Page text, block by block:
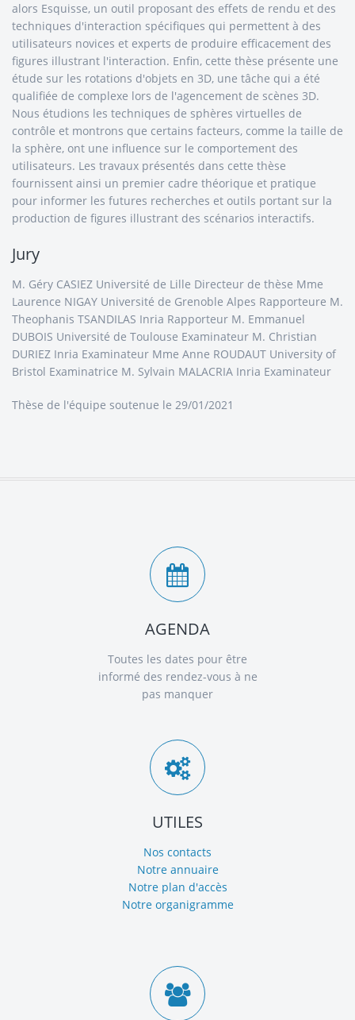
alors Esquisse, un outil proposant des effets de rendu et des
techniques d'interaction spécifiques qui permettent à des
utilisateurs novices et experts de produire efficacement des
figures illustrant l'interaction. Enfin, cette thèse présente une
étude sur les rotations d'objets en 3D, une tâche qui a été
qualifiée de complexe lors de l'agencement de scènes 3D.
Nous étudions les techniques de sphères virtuelles de
contrôle et montrons que certains facteurs, comme la taille de
la sphère, ont une influence sur le comportement des
utilisateurs. Les travaux présentés dans cette thèse
fournissent ainsi un premier cadre théorique et pratique
pour informer les futures recherches et outils portant sur la
production de figures illustrant des scénarios interactifs.
Jury
M. Géry CASIEZ Université de Lille Directeur de thèse Mme
Laurence NIGAY Université de Grenoble Alpes Rapporteure M.
Theophanis TSANDILAS Inria Rapporteur M. Emmanuel
DUBOIS Université de Toulouse Examinateur M. Christian
DURIEZ Inria Examinateur Mme Anne ROUDAUT University of
Bristol Examinatrice M. Sylvain MALACRIA Inria Examinateur
Thèse de l'équipe soutenue le 29/01/2021
AGENDA
Toutes les dates pour être
informé des rendez-vous à ne
pas manquer
UTILES
Nos contacts
Notre annuaire
Notre plan d'accès
Notre organigramme